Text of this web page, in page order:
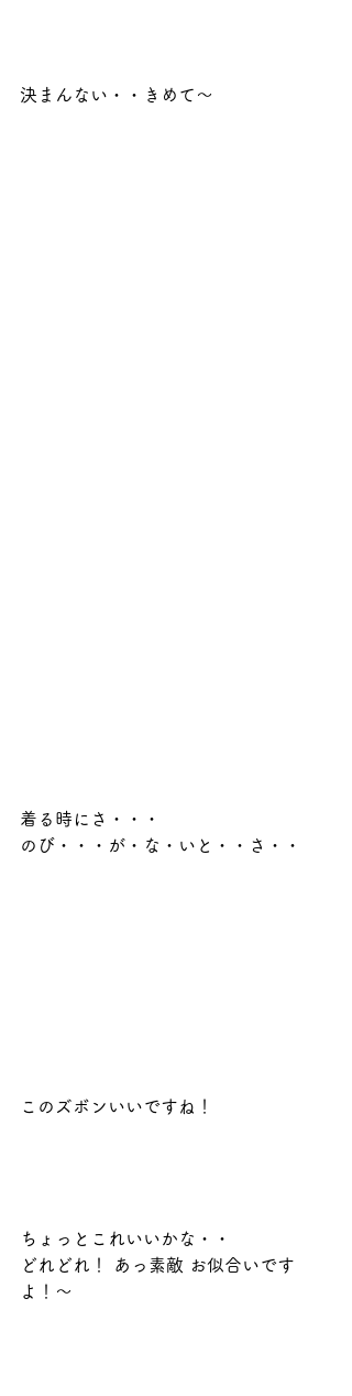
決まんない・・きめて～
着る時にさ・・・
のび・・・が・な・いと・・さ・・
このズボンいいですね！
ちょっとこれいいかな・・
どれどれ！ あっ素敵 お似合いです
よ！〜